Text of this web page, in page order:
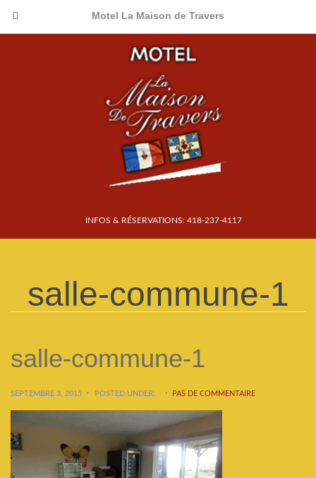
Motel La Maison de Travers
INFOS & RÉSERVATIONS: 418-237-4117
salle-commune-1
salle-commune-1
SEPTEMBRE 3, 2015 POSTED UNDER: PAS DE COMMENTAIRE